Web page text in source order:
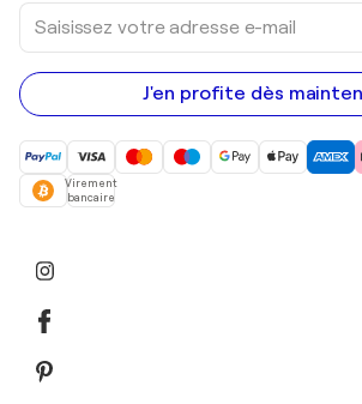
Saisissez
votre
adresse
e-
mail
J'en profite dès
Virement
bancaire